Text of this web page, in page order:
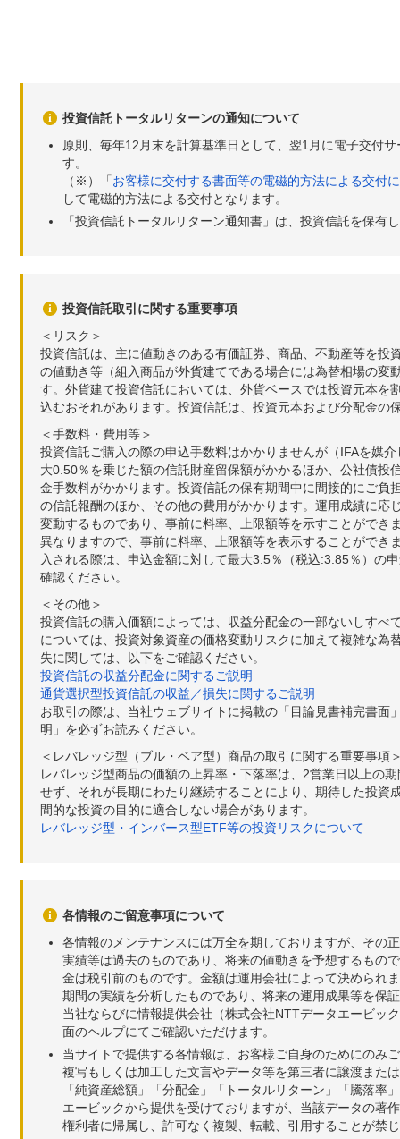
投資信託トータルリターンの通知について
原則、毎年12月末を計算基準日として、翌1月に電子交付
す。
（※）「お客様に交付する書面等の電磁的方法による交付
して電磁的方法による交付となります。
「投資信託トータルリターン通知書」は、投資信託を保有
投資信託取引に関する重要事項
＜リスク＞
投資信託は、主に値動きのある有価証券、商品、不動産等を
の値動き等（組入商品が外貨建てである場合には為替相場の
す。外貨建て投資信託においては、外貨ベースでは投資元本
込むおそれがあります。投資信託は、投資元本および分配金の
＜手数料・費用等＞
投資信託ご購入の際の申込手数料はかかりませんが（IFAを媒
大0.50％を乗じた額の信託財産留保額がかかるほか、公社債
金手数料がかかります。投資信託の保有期間中に間接的にご
の信託報酬のほか、その他の費用がかかります。運用成績に
変動するものであり、事前に料率、上限額等を示すことがで
異なりますので、事前に料率、上限額等を表示することがで
入される際は、申込金額に対して最大3.5％（税込:3.85％）の
確認ください。
＜その他＞
投資信託の購入価額によっては、収益分配金の一部ないしす
については、投資対象資産の価格変動リスクに加えて複雑な
失に関しては、以下をご確認ください。
投資信託の収益分配金に関するご説明
通貨選択型投資信託の収益／損失に関するご説明
お取引の際は、当社ウェブサイトに掲載の「目論見書補完書
明」を必ずお読みください。
＜レバレッジ型（ブル・ベア型）商品の取引に関する重要事項
レバレッジ型商品の価額の上昇率・下落率は、2営業日以上の
せず、それが長期にわたり継続することにより、期待した投
間的な投資の目的に適合しない場合があります。
レバレッジ型・インバース型ETF等の投資リスクについて
各情報のご留意事項について
各情報のメンテナンスには万全を期しておりますが、その
実績等は過去のものであり、将来の値動きを予想するもの
金は税引前のものです。金額は運用会社によって決められ
期間の実績を分析したものであり、将来の運用成果等を保
当社ならびに情報提供会社（株式会社NTTデータエービッ
面のヘルプにてご確認いただけます。
当サイトで提供する各情報は、お客様ご自身のためにのみ
複写もしくは加工した文言やデータ等を第三者に譲渡また
「純資産総額」「分配金」「トータルリターン」「騰落
エービックから提供を受けておりますが、当該データの著
権利者に帰属し、許可なく複製、転載、引用することが禁